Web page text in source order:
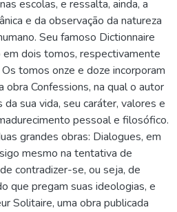
escolas, e ressalta, ainda, a
e da observação da natureza
Seu famoso Dictionnaire
dois tomos, respectivamente
tomos onze e doze incorporam
Confessions, na qual o autor
sua vida, seu caráter, valores e
pessoal e filosófico.
grandes obras: Dialogues, em
mesmo na tentativa de
contradizer-se, ou seja, de
que pregam suas ideologias, e
Solitaire, uma obra publicada